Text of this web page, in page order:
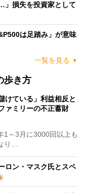
」損失を投資家として
は足踏み」が意味
一覧を見る
歩き方
けている」利益相反と
ァミリーの不正蓄財
～3月に3000回以上も
り…
ロン・マスク氏とスペ